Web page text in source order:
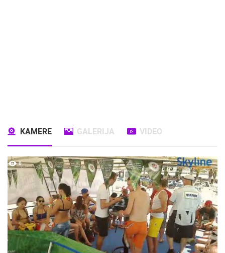
KAMERE GALERIJA VIDEO
0